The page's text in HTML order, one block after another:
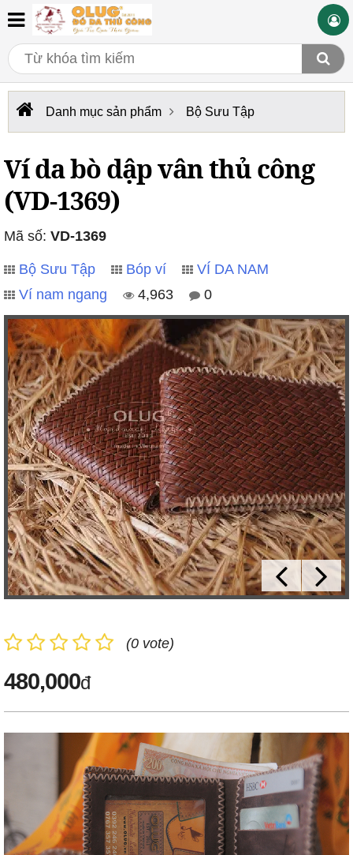
Danh mục sản phẩm Bộ Sưu Tập
Ví da bò dập vân thủ công
(VD-1369)
Mã số: VD-1369
Bộ Sưu Tập Bóp ví
VÍ DA NAM
Ví nam ngang
4,963 0
(0 vote)
480,000đ